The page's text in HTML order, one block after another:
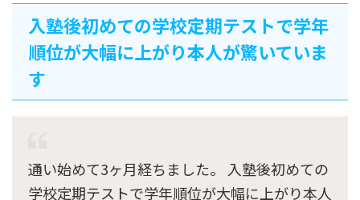
入塾後初めての学校定期テストで学年
順位が大幅に上がり本人が驚いていま
す
通い始めて3ヶ月経ちました。 入塾後初めての
学校定期テストで学年順位が大幅に上がり本人